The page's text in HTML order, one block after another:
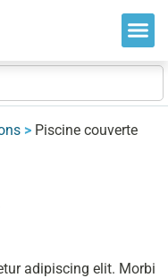
> Piscine couverte
adipiscing elit. Morbi